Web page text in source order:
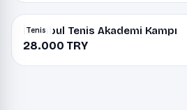
Tenis
İstanbul Tenis Akademi Kampı
28.000 TRY